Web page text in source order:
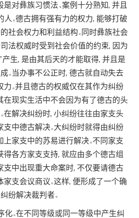
是对彝族习惯法、案例十分熟知, 并且
人。德古拥有强有力的权力, 能够打破
社会权力和利益结构。同时彝族社会
法权威时受到社会价值的约束, 因为
生, 是由其后天的才能取得, 并且是
。当办事不公正时, 德古就自动失去
。并且德古的权威仅在其作为纠纷
在现实生活中不会因为有了德古的头
在解决纠纷时, 小纠纷往往由家支头
支中德古解决。大纠纷时就得由纠纷
上家支中的苏易进行解决。不同家支
得各方家支支持, 就应由多个德古组
支中出现重大命案时, 不仅要请德古
支会议商议。这样, 便形成了一个确
纷解决裁判者。
化。在不同等级或同一等级中产生纠